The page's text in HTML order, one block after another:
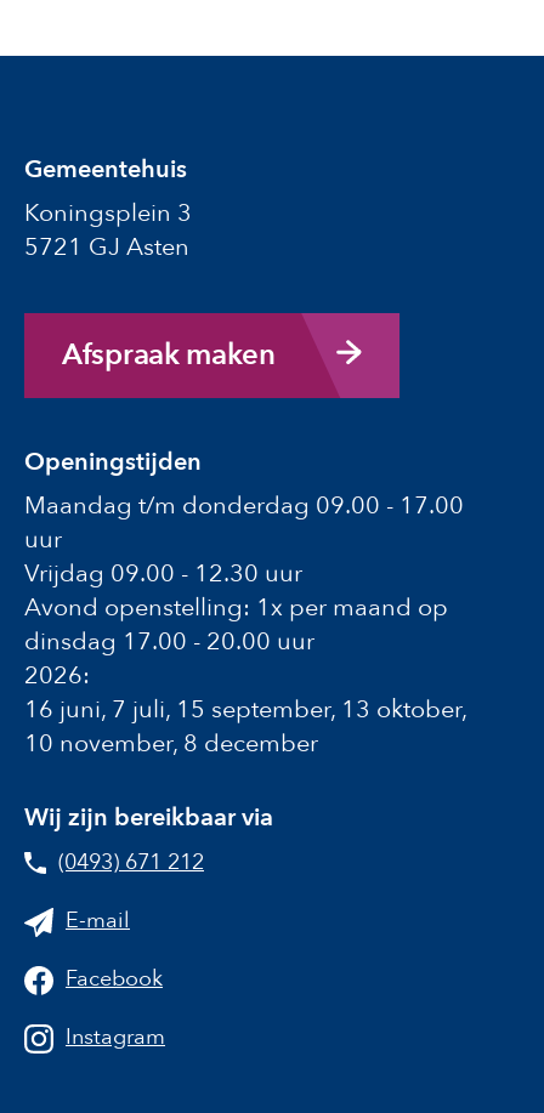
Gemeentehuis
Koningsplein 3
5721 GJ Asten
Afspraak maken
Openingstijden
Maandag t/m donderdag 09.00 - 17.00
uur
Vrijdag 09.00 - 12.30 uur
Avond openstelling: 1x per maand op
dinsdag 17.00 - 20.00 uur
2026:
16 juni, 7 juli, 15 september, 13 oktober,
10 november, 8 december
Wij zijn bereikbaar via
(0493) 671 212
E-mail
Facebook
Instagram